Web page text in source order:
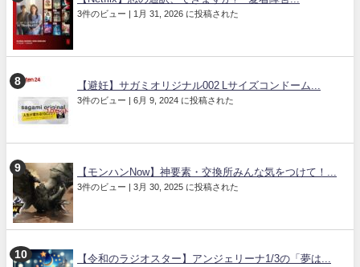
3件のビュー | 1月 31, 2026 に投稿された
【避妊】サガミオリジナル002 Lサイズコンドーム...
3件のビュー | 6月 9, 2024 に投稿された
【モンハンNow】神要素・交換所みんな気をつけて！...
3件のビュー | 3月 30, 2025 に投稿された
【令和のラジオスター】アンジェリーナ1/3の「夢は...